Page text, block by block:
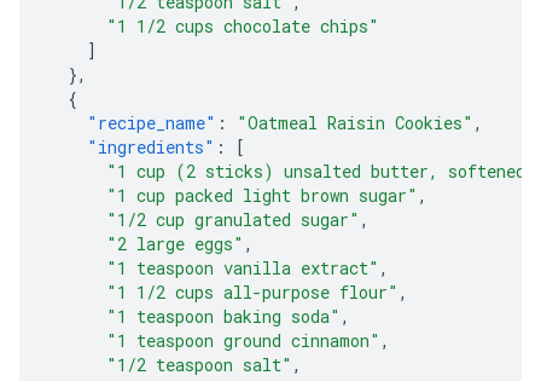
"1 1/2 cups chocolate chips"
]
},
{
"recipe_name" : "Oatmeal Raisin Cookies" ,
"ingredients" :
[
"1 cup (2 sticks) unsalted butter, softened"
"1 cup packed light brown sugar" ,
"1/2 cup granulated sugar" ,
"2 large eggs" ,
"1 teaspoon vanilla extract" ,
"1 1/2 cups all-purpose flour" ,
"1 teaspoon baking soda" ,
"1 teaspoon ground cinnamon" ,
"1/2 teaspoon salt" ,